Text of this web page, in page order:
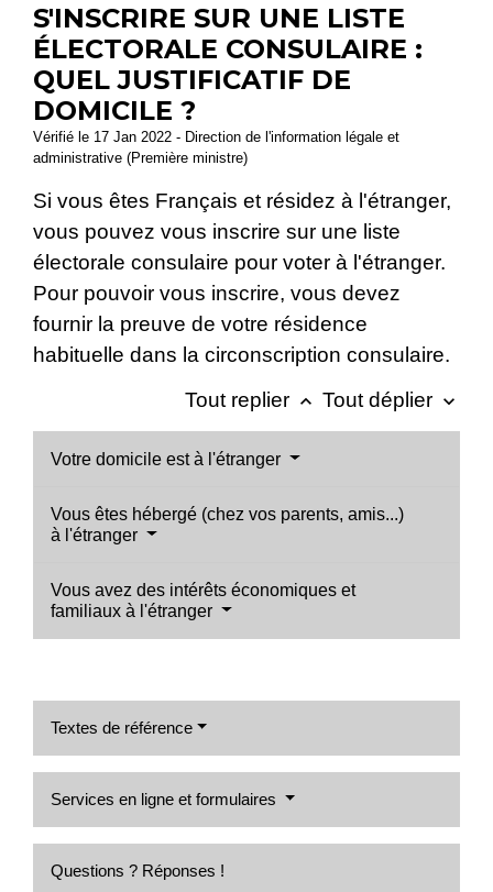
S'INSCRIRE SUR UNE LISTE
ÉLECTORALE CONSULAIRE :
QUEL JUSTIFICATIF DE
DOMICILE ?
Vérifié le 17 Jan 2022 - Direction de l'information légale et
administrative (Première ministre)
Si vous êtes Français et résidez à l'étranger,
vous pouvez vous inscrire sur une liste
électorale consulaire pour voter à l'étranger.
Pour pouvoir vous inscrire, vous devez
fournir la preuve de votre résidence
habituelle dans la circonscription consulaire.
Tout replier keyboard_arrow_up Tout déplier keyboard_arrow_down
Votre domicile est à l'étranger
Vous êtes hébergé (chez vos parents, amis...)
à l'étranger
Vous avez des intérêts économiques et
familiaux à l'étranger
Textes de référence
Services en ligne et formulaires
Questions ? Réponses !